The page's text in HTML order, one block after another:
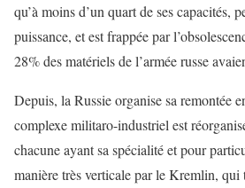
qu’à moins d’un quart de ses capacités,
puissance, et est frappée par
28% des matériels de l’armée russe
Depuis, la Russie organise sa remontée
complexe militaro-industriel est
chacune ayant sa spécialité et pour
manière très verticale par le Kremlin, qui